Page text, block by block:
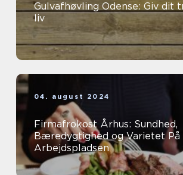
Gulvafhøvling Odense: Giv dit
liv
04. august 2024
Firmafrokost Århus: Sundhed,
Bæredygtighed og Varietet På
Arbejdspladsen